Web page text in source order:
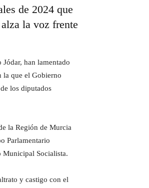
de 2024 que
la voz frente
han lamentado
la que el Gobierno
los diputados
la Región de Murcia
Parlamentario
Municipal Socialista.
y castigo con el